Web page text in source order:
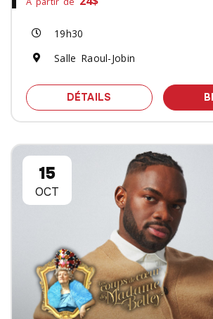
19h30
Salle Raoul-Jobin
DÉTAILS SPECTACLE
15
OCT